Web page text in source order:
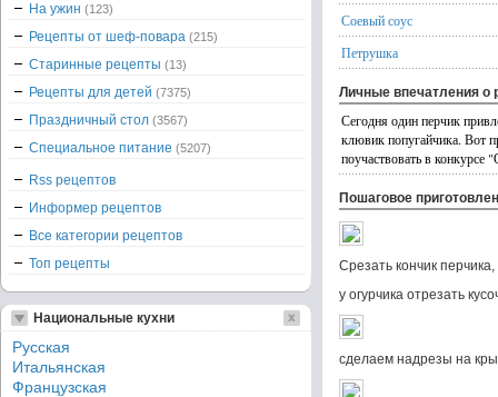
Соевый соус
Петрушка
Личные впечатления о
Сегодня один перчик
клювик попугайчика. Вот
поучаствовать в
Пошаговое
Срезать кончик
у огурчика отрезать
сделаем надрезы на
На ужин (123)
Рецепты от шеф-повара (215)
Старинные рецепты (13)
Рецепты для детей (7375)
Праздничный стол (3567)
Специальное питание (5207)
Rss рецептов
Информер рецептов
Все категории рецептов
Топ рецепты
Национальные кухни
Русская
Итальянская
Французская